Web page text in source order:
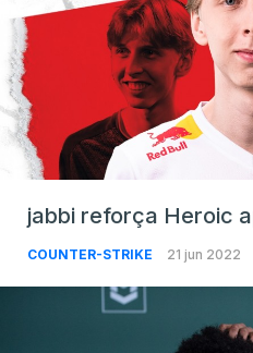
jabbi reforça Heroic
COUNTER-STRIKE 21 jun 2022